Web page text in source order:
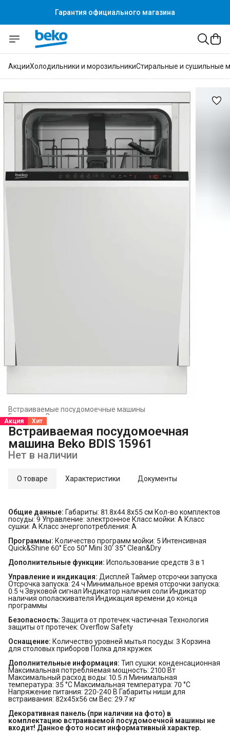
Гарантия официального магазина
АкцииХолодильники и морозильникиСтиральные и сушильные
Встраиваемые посудомоечные машины
Встраиваемая техника
Главная ›
Акция Хит
Встраиваемая посудомоечная
машина Beko BDIS 15961
Нет в наличии
О товаре Характеристики Документы
Общие данные: Габариты: 81.8x44.8x55 см Кол-во комплектов
посуды: 9 Управление: электронное Класс мойки: A Класс
сушки: A Класс энергопотребления: A
Программы: Количество программ мойки: 5 Интенсивная
Quick&Shine 60° Eco 50° Мini 30' 35° Clean&Dry
Дополнительные функции: Использование средств 3 в 1
Управление и индикация: Дисплей Таймер отсрочки запуска
Отсрочка запуска: 24 ч Минимальное время отсрочки запуска:
0.5 ч Звуковой сигнал Индикатор наличия соли Индикатор
наличия ополаскивателя Индикация времени до конца
программы
Безопасность: Защита от протечек частичная Технология
защиты от протечек: Overflow Safety
Оснащение: Количество уровней мытья посуды: 3 Корзина
для столовых приборов Полка для кружек
Дополнительные информация: Тип сушки: конденсационная
Максимальная потребляемая мощность: 2100 Вт
Максимальный расход воды: 10.5 л Минимальная
температура: 35 °С Максимальная температура: 70 °С
Напряжение питания: 220-240 В Габариты ниши для
встраивания: 82x45x56 см Вес: 29.7 кг
Декоративная панель (при наличии на фото) в
комплектацию встраиваемой посудомоечной машины не
входит! Данное фото носит информативный характер.